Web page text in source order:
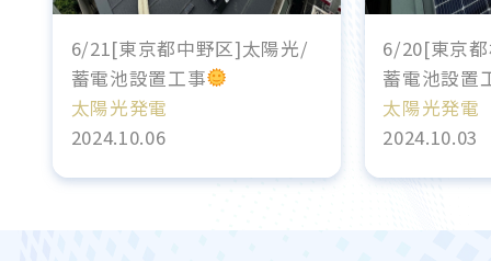
6/21[東京都中野区]太陽光/
蓄電池設置工事
太陽光発電
2024.10.06
6/20[東京
蓄電池設置
太陽光発電
2024.10.03